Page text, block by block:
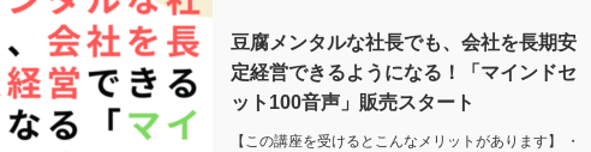
豆腐メンタルな社長でも、会社を長期安
定経営できるようになる！「マインドセ
ット100音声」販売スタート
【この講座を受けるとこんなメリットがあります】 ・